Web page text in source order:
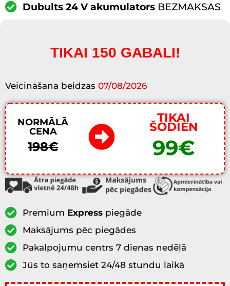
Dubults 24 V akumulatorsBEZMAKSAS
TIKAI 150 GABALI!
Veicināšana beidzas 07/08/2026
NORMĀLĀ
CENA
198€
TIKAI
ŠODIEN
99€
Premium Express piegāde
Maksājums pēc piegādes
Pakalpojumu centrs 7 dienas nedēļā
Jūs to saņemsiet 24/48 stundu laikā